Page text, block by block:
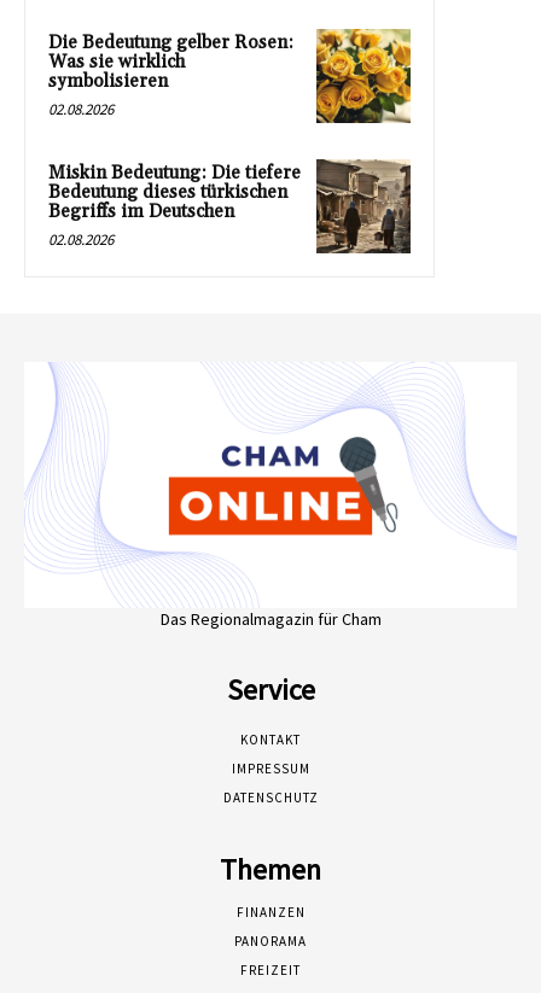
Die Bedeutung gelber Rosen:
Was sie wirklich
symbolisieren
02.08.2026
Miskin Bedeutung: Die tiefere
Bedeutung dieses türkischen
Begriffs im Deutschen
02.08.2026
Das Regionalmagazin für Cham
Service
KONTAKT
IMPRESSUM
DATENSCHUTZ
Themen
FINANZEN
PANORAMA
FREIZEIT